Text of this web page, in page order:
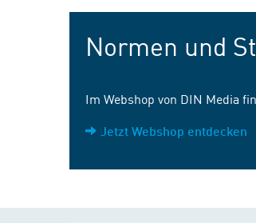
Normen und
Im Webshop von DIN Media
Jetzt Webshop entdecken